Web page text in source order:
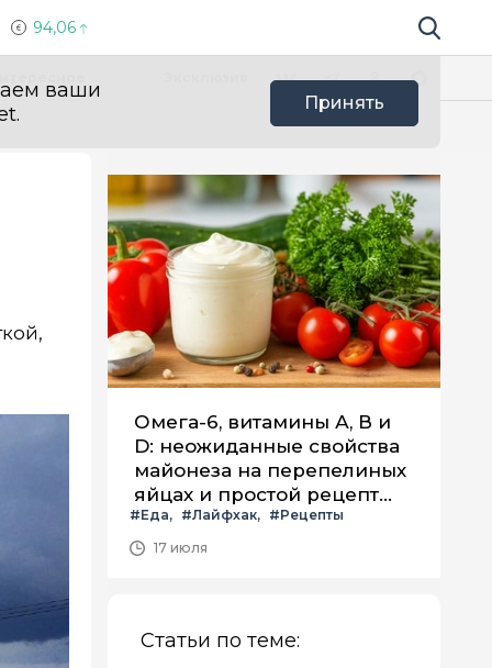
94,06 Поиск по
ваши
Принять
Омега-6, витамины А, В и
D: неожиданные свойства
майонеза на перепелиных
яйцах и простой рецепт
летнего салата с ним
#Еда #Лайфхак
#Рецепты
17 июля
Статьи по теме: